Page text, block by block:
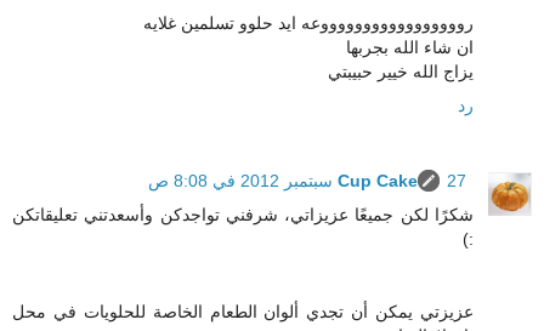
روووووووووووووووووعه ايد حلوو تسلمين غلايه
ان شاء الله بجربها
يزاج الله خيير حبيبتي
رد
Cup Cake
27 سبتمبر 2012 في 8:08 ص
شكرًا لكن جميعًا عزيزاتي، شرفني تواجدكن وأسعدتني تعليقاتكن
:)
عزيزتي يمكن أن تجدي ألوان الطعام الخاصة للحلويات في محل